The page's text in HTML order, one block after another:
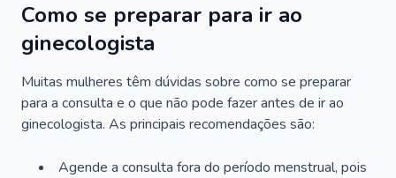
Como se preparar para ir ao
ginecologista
Muitas mulheres têm dúvidas sobre como se preparar
para a consulta e o que não pode fazer antes de ir ao
ginecologista. As principais recomendações são:
Agende a consulta fora do período menstrual, pois